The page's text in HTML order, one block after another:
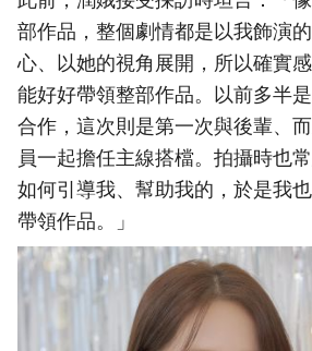
部作品，整個劇情都是以我飾演
心、以她的視角展開，所以確實
能好好帶領整部作品。以前多半
合作，這次則是第一次與後輩、
員一起擔任主線搭檔。拍攝時也
如何引導我、幫助我的，於是我
帶領作品。」